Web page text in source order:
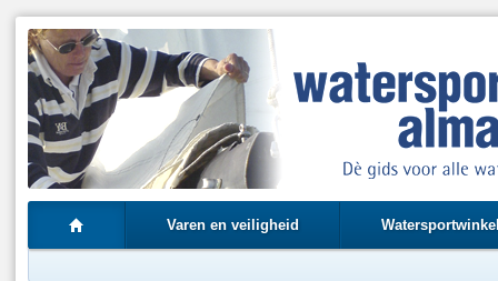
Varen en veiligheid